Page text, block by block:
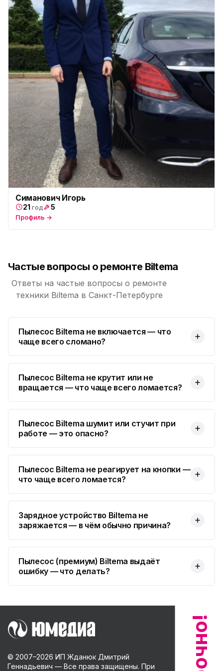
Симанович Игорь
21 год 5
Профиль →
Частые вопросы о ремонте Biltema
Ответы на частые вопросы о ремонте
техники Biltema в Санкт-Петербурге
Пылесос Biltema не включается — что
чаще всего сломано?
Пылесос Biltema не крутит или не
вращается — что чаще всего ломается?
Пылесос Biltema шумит или стучит при
работе — это опасно?
Пылесос Biltema не реагирует на кнопки —
что чаще всего ломается?
Зарядное устройство Biltema не
заряжается — в чём обычно причина?
Пылесос (премиум) Biltema выдаёт
ошибку — что делать?
© 2007–2026 ИП Жданюк Дмитрий
Геннадьевич — Все права защищены. При